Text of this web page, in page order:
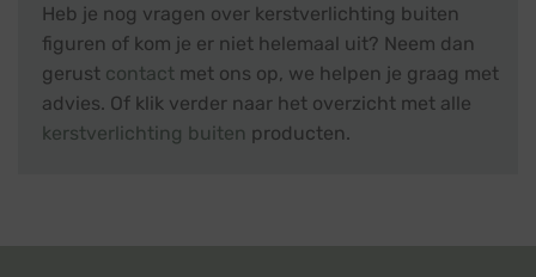
Heb je nog vragen over kerstverlichting buiten
figuren of kom je er niet helemaal uit? Neem dan
gerust contact met ons op, we helpen je graag met
advies. Of klik verder naar het overzicht met alle
kerstverlichting buiten producten.